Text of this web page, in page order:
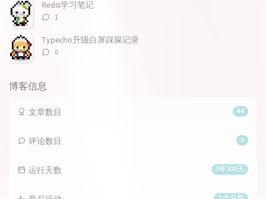
Redis学习笔记
评
数：
1
Typecho升级白屏踩屎记录
评
0
博客信息
44
文章数目
8
评论数目
5年308天
运行天数